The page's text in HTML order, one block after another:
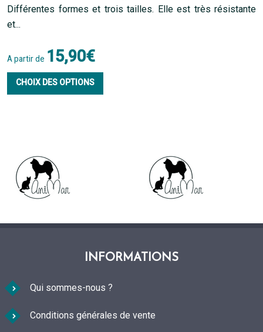
Différentes formes et trois tailles. Elle est très résistante
et...
A partir de 15,90€
CHOIX DES OPTIONS
choisies
la
INFORMATIONS
Qui sommes-nous ?
Conditions générales de vente